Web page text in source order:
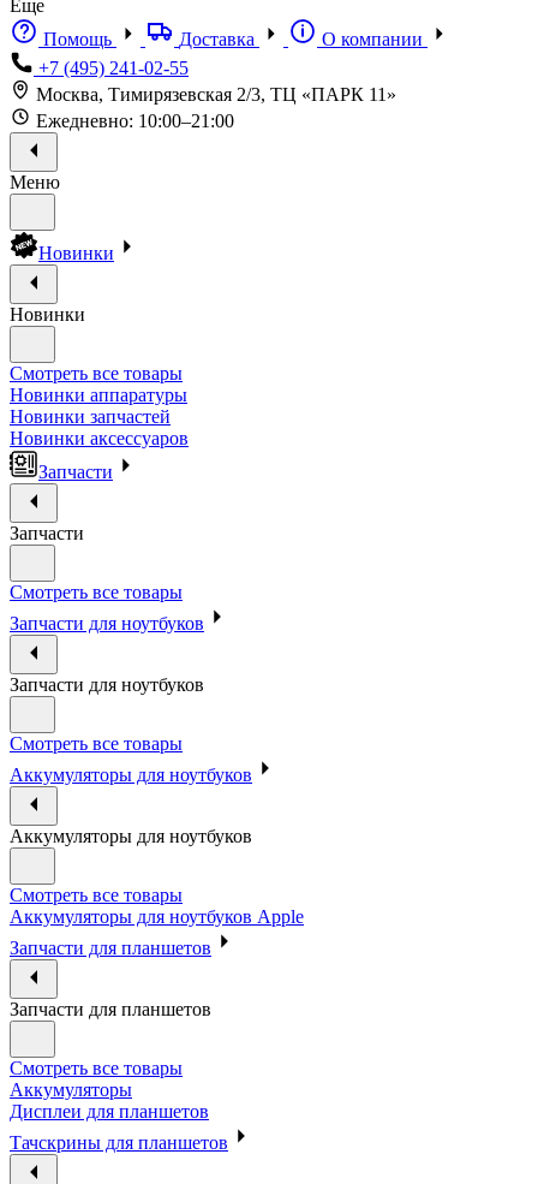
Еще
Помощь
Доставка
О компании
+7 (495) 241-02-55
Москва, Тимирязевская 2/3, ТЦ «ПАРК 11»
Ежедневно: 10:00–21:00
Меню
Новинки
Новинки
Смотреть все товары
Новинки аппаратуры
Новинки запчастей
Новинки аксессуаров
Запчасти
Запчасти
Смотреть все товары
Запчасти для ноутбуков
Запчасти для ноутбуков
Смотреть все товары
Аккумуляторы для ноутбуков
Аккумуляторы для ноутбуков
Смотреть все товары
Аккумуляторы для ноутбуков Apple
Запчасти для планшетов
Запчасти для планшетов
Смотреть все товары
Аккумуляторы
Дисплеи для планшетов
Тачскрины для планшетов